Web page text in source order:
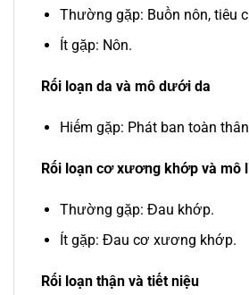
Thường gặp: Buồn nôn, tiêu
Ít gặp: Nôn.
Rối loạn da và mô dưới da
Hiếm gặp: Phát ban toàn
Rối loạn cơ xương khớp và mô
Thường gặp: Đau khớp.
Ít gặp: Đau cơ xương khớp.
Rối loạn thận và tiết niệu